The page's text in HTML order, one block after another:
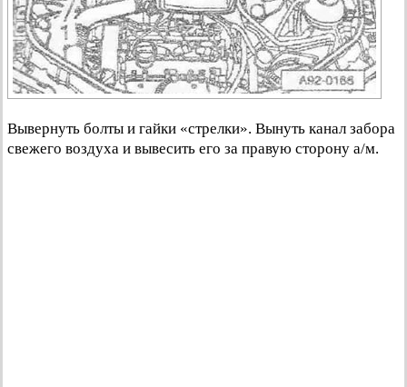
Вывернуть болты и гайки «стрелки». Вынуть канал забора
свежего воздуха и вывесить его за правую сторону а/м.